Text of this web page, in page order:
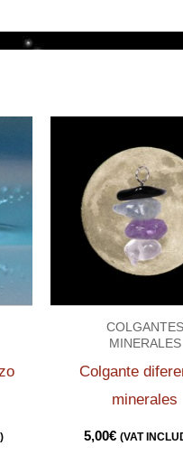
COLGANTES
MINERALES
Colgante
minerales
5,00€ (VAT